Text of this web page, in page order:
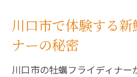
川口市で体験する新
ナーの秘密
川口市の牡蠣フライディナ